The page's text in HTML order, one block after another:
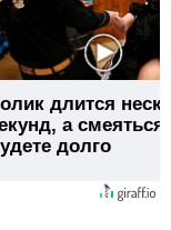
длится
а
долго